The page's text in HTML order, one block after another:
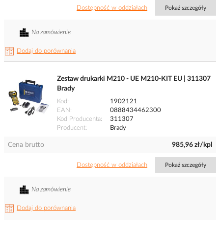
Dostępność w oddziałach Pokaż szczegóły
Dodaj do porównania
Na zamówienie
Zestaw drukarki M210 - UE M210-KIT EU | 311307
Brady
Kod
1902121
EAN
0888434462300
Kod Producenta
311307
Producent
Brady
Cena brutto 985,96 zł/kpl
Dostępność w oddziałach Pokaż szczegóły
Dodaj do porównania
Na zamówienie